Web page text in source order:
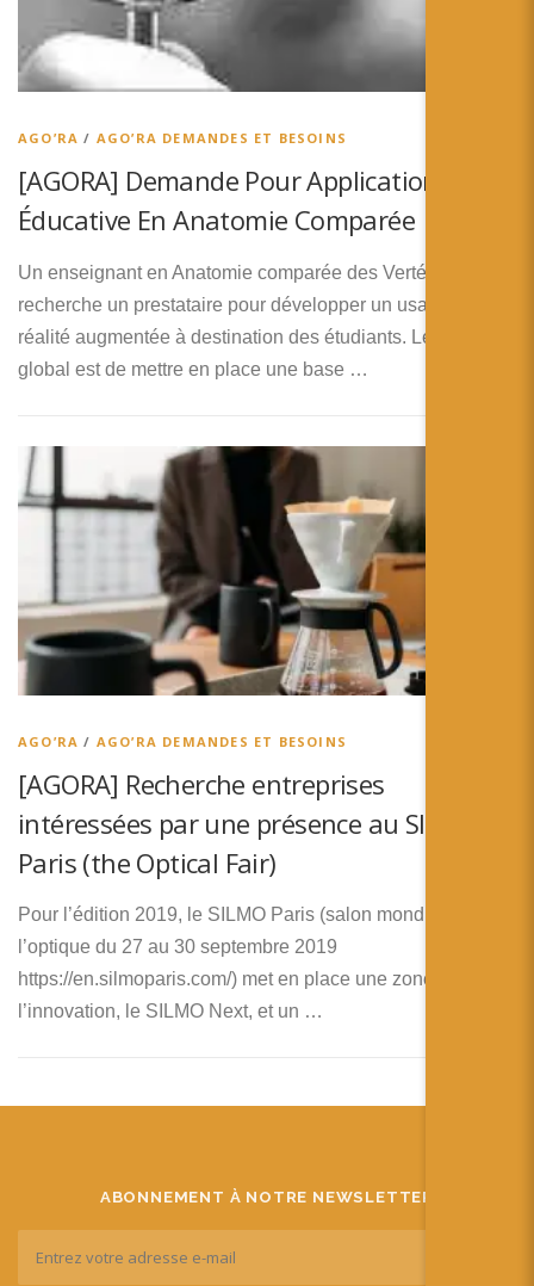
AGO’RA / AGO’RA DEMANDES ET BESOINS
[AGORA] Demande Pour Application
Éducative En Anatomie Comparée
Un enseignant en Anatomie comparée des Vertébrés
recherche un prestataire pour développer un usage de la
réalité augmentée à destination des étudiants. Le projet
global est de mettre en place une base …
AGO’RA / AGO’RA DEMANDES ET BESOINS
[AGORA] Recherche entreprises
intéressées par une présence au SILMO
Paris (the Optical Fair)
Pour l’édition 2019, le SILMO Paris (salon mondial de
l’optique du 27 au 30 septembre 2019
https://en.silmoparis.com/) met en place une zone dédiée à
l’innovation, le SILMO Next, et un …
ABONNEMENT À NOTRE NEWSLETTER